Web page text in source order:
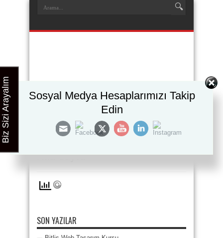
Ana Sayfa
SON YAZILAR
Sosyal Medya Hesaplarımızı Takip
Edin
Biz Sizi Arayalım